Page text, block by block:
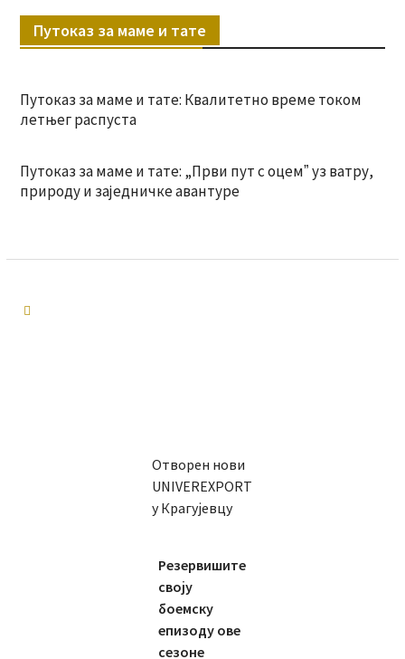
Путоказ за маме и тате
Путоказ за маме и тате: Квалитетно време током
летњег распуста
Путоказ за маме и тате: „Први пут с оцемˮ уз ватру,
природу и заједничке авантуре
Отворен нови
UNIVEREXPORT
у Крагујевцу
Резервишите
своју
боемску
епизоду ове
сезоне